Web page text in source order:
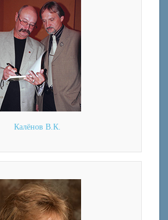
Калёнов В.К.